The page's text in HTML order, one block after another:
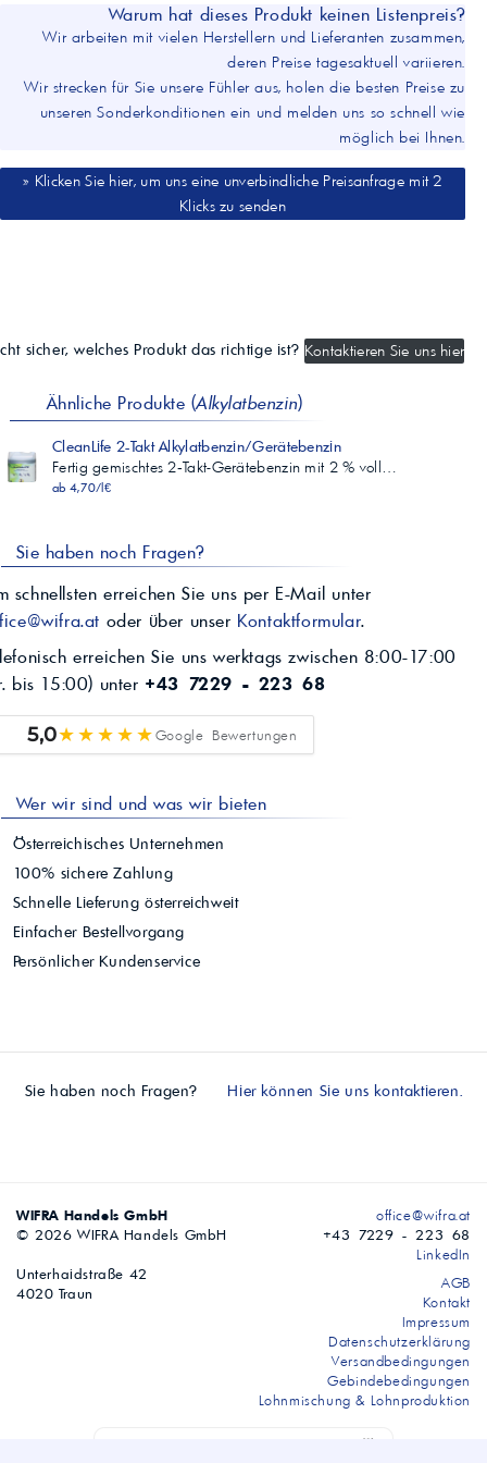
min. 55 – max. 65 kPa
Siedeverlauf
min. 15 – max. 42 Vol-%
100 °C
150 °C
min. 75 Vol-%
max. 1,5 Vol-%
max. 0,5 Vol-%
Cycloalkangehalt
0,02 Vol-%
max. 2,0 Vol-%
Warum hat dieses Produkt keinen Listenpreis?
Wir arbeiten mit vielen Herstellern und Lieferanten zusammen,
deren Preise tagesaktuell variieren.
Wir strecken für Sie unsere Fühler aus, holen die besten Preise zu
unseren Sonderkonditionen ein und melden uns so schnell wie
möglich bei Ihnen.
» Klicken Sie hier, um uns eine unverbindliche Preisanfrage mit 2
Klicks zu senden
sicher, welches Produkt das richtige ist? Kontaktieren Sie uns hier
Ähnliche Produkte (Alkylatbenzin)
CleanLife 2-Takt Alkylatbenzin/Gerätebenzin
Fertig gemischtes 2‑Takt-Gerätebenzin mit 2 % voll…
ab 4,70/l€
Sie haben noch Fragen?
schnellsten erreichen Sie uns per E-Mail unter
oder über unser Kontaktformular.
erreichen Sie uns werktags zwischen 8:00-17:00
bis 15:00) unter +43 7229 - 223 68
5,0★★★★★Google Bewertungen
Wer wir sind und was wir bieten
Österreichisches Unternehmen
100% sichere Zahlung
Schnelle Lieferung österreichweit
Einfacher Bestellvorgang
Persönlicher Kundenservice
Sie haben noch Fragen? Hier können Sie uns kontaktieren.
WIFRA Handels GmbH
© 2026 WIFRA Handels GmbH
Unterhaidstraße 42
4020 Traun
office@wifra.at
+43 7229 - 223 68
LinkedIn
AGB
Kontakt
Impressum
Datenschutzerklärung
Versandbedingungen
Gebindebedingungen
Lohnmischung & Lohnproduktion